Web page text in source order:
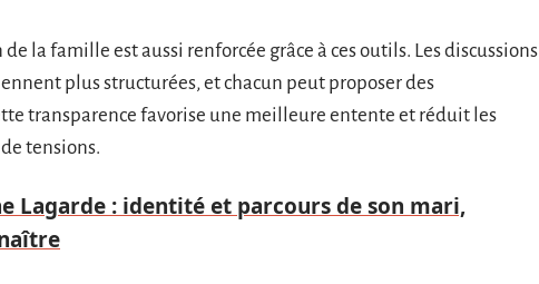
de la famille est aussi renforcée grâce à ces outils. Les discussions
plus structurées, et chacun peut proposer des
transparence favorise une meilleure entente et réduit les
tensions.
Lagarde : identité et parcours de son mari,